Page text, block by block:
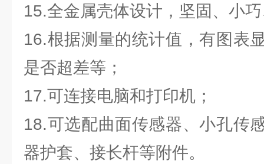
15.全金属壳体设计，坚固、小
16.根据测量的统计值，有图表
是否超差等；
17.可连接电脑和打印机；
18.可选配曲面传感器、小孔传
器护套、接长杆等附件。